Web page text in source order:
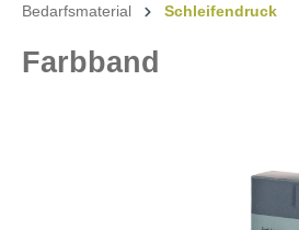
Bedarfsmaterial Schleifendruck
Farbband